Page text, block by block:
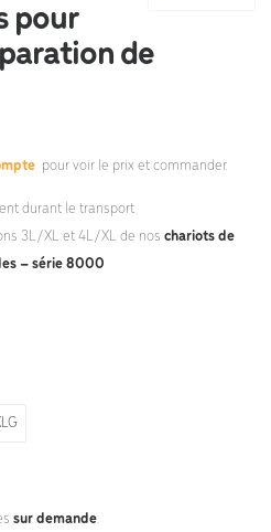
pour
de
pour voir le prix et commander.
durant le transport
3L/XL et 4L/XL de nos chariots de
– série 8000
sur demande.